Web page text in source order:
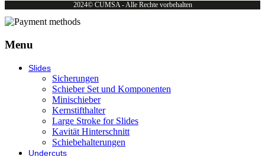
2024© CUMSA - Alle Rechte vorbehalten
Menu
Slides
Sicherungen
Schieber Set und Komponenten
Minischieber
Kernstifthalter
Large Stroke for Slides
Kavität Hinterschnitt
Schiebehalterungen
Undercuts